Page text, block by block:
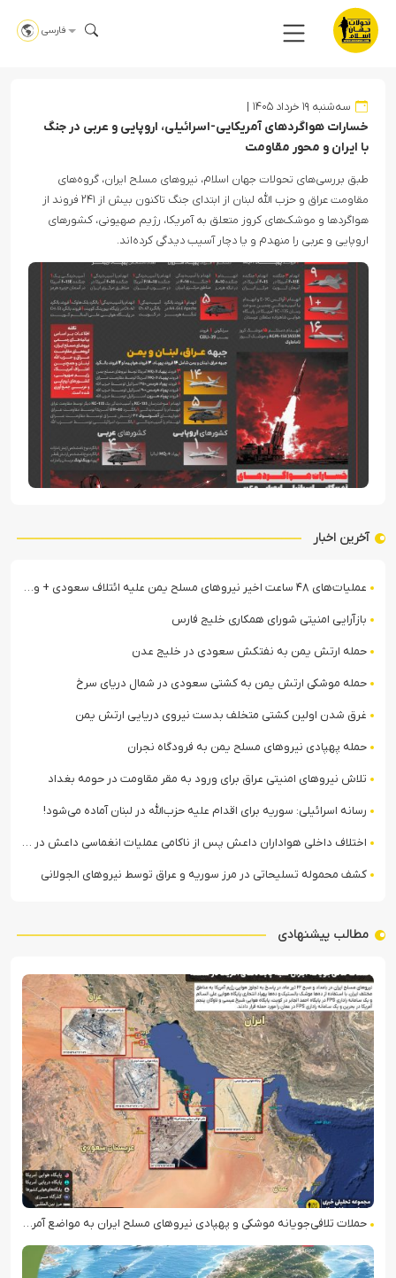
فارسی
سه‌شنبه ۱۹ خرداد ۱۴۰۵
خسارات هواگردهای آمریکایی-اسرائیلی، اروپایی و عربی در جنگ
با ایران و محور مقاومت
طبق بررسی‌های تحولات جهان اسلام، نیروهای مسلح ایران، گروه‌های
مقاومت عراق و حزب الله لبنان از ابتدای جنگ تاکنون بیش از ۲۴۱ فروند از
هواگردها و موشک‌های کروز متعلق به آمریکا، رژیم صهیونی، کشورهای
اروپایی و عربی را منهدم و یا دچار آسیب دیدگی کرده‌اند.
آخرین اخبار
عملیات‌های ۴۸ ساعت اخیر نیروهای مسلح یمن علیه ائتلاف سعودی + ویدیو
بازآرایی امنیتی شورای همکاری خلیج فارس
حمله ارتش یمن به نفتکش سعودی در خلیج عدن
حمله موشکی ارتش یمن به کشتی سعودی در شمال دریای سرخ
غرق شدن اولین کشتی متخلف بدست نیروی دریایی ارتش یمن
حمله پهپادی نیروهای مسلح یمن به فرودگاه نجران
تلاش نیروهای امنیتی عراق برای ورود به مقر مقاومت در حومه بغداد
رسانه اسرائیلی: سوریه برای اقدام علیه حزب‌الله در لبنان آماده می‌شود!
اختلاف داخلی هواداران داعش پس از ناکامی عملیات انغماسی داعش در رقه
کشف محموله تسلیحاتی در مرز سوریه و عراق توسط نیروهای الجولانی
مطالب پیشنهادی
حملات تلافی‌جویانه موشکی و پهپادی نیروهای مسلح ایران به مواضع آمریکا در منطقه